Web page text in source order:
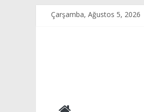
Çarşamba, Ağustos 5, 2026